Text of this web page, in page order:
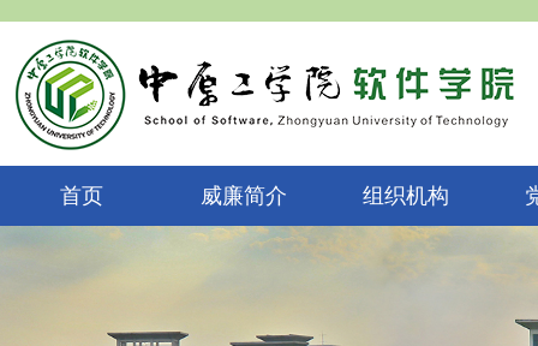
首页 威廉简介 组织机构